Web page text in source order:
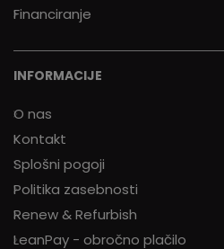
Financiranje
INFORMACIJE
O nas
Kontakt
Splošni pogoji
Politika zasebnosti
Renew & Refurbish
LeanPay - obročno plačilo